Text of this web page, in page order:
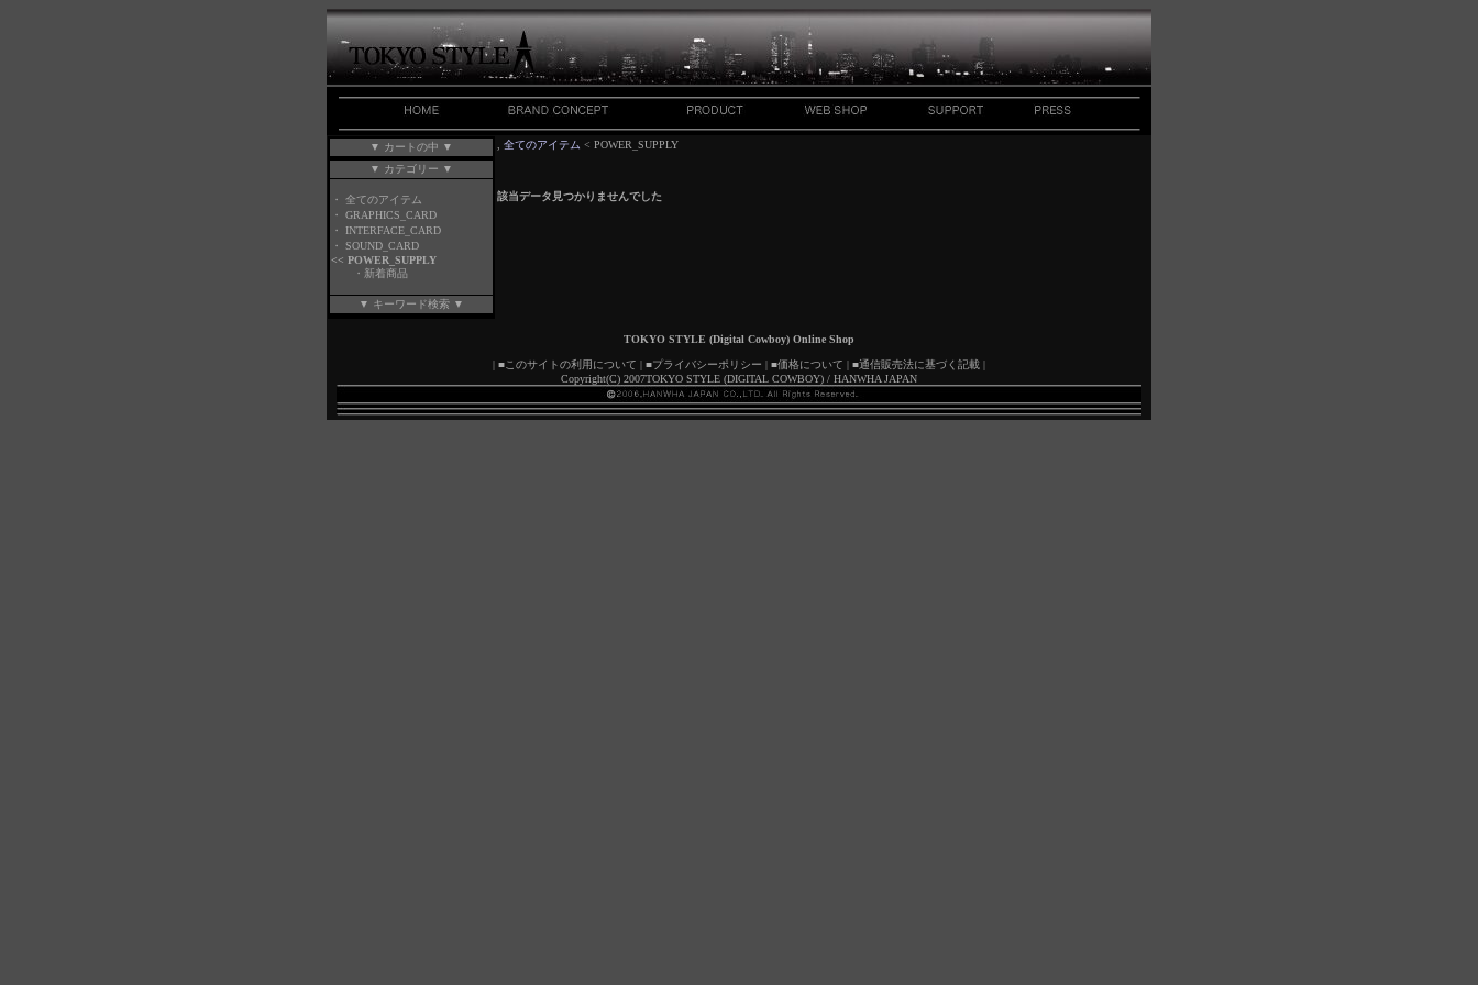
▼ カートの中 ▼
▼ カテゴリー ▼
・
全てのアイテム
・
GRAPHICS_CARD
・
INTERFACE_CARD
・
SOUND_CARD
<< POWER_SUPPLY
・ 新着商品
▼ キーワード検索 ▼
全てのアイテム < POWER_SUPPLY
該当データ見つかりませんでした
TOKYO STYLE (Digital Cowboy) Online Shop
| ■このサイトの利用について | ■プライバシーポリシー | ■価格について | ■通信販売法に基づく記載 |
Copyright(C) 2007TOKYO STYLE (DIGITAL COWBOY) / HANWHA JAPAN